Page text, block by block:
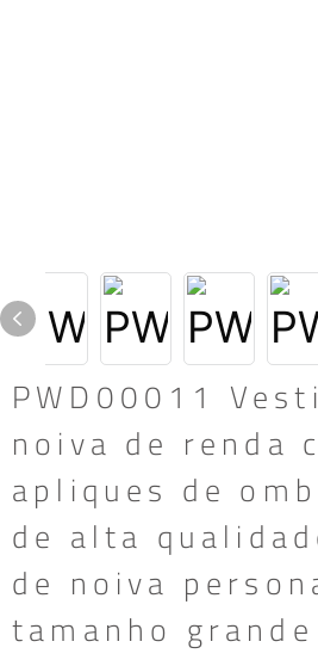
PWD00011
noiva de renda
apliques de
de alta
de noiva
tamanho grande